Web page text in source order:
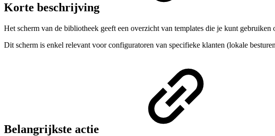
Korte beschrijving
Het scherm van de bibliotheek geeft een overzicht van templates die je kunt gebruiken
Dit scherm is enkel relevant voor configuratoren van specifieke klanten (lokale
Belangrijkste actie